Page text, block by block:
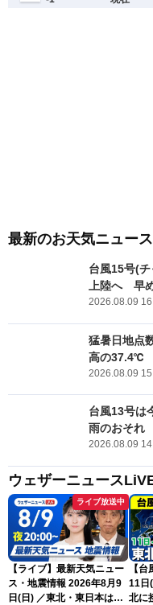
最新のお天気ニュース
台風15号(
上陸へ 早
2026.08.09
猛暑日地点
高の37.4℃
2026.08.09
台風13号は
雨のおそれ
2026.08.09
ウェザーニュース
ライブ放送中
【ライブ】最新天気ニュー
ス・地震情報 2026年8月9
日(日) ／東北・東日本は急
【
11日
北に